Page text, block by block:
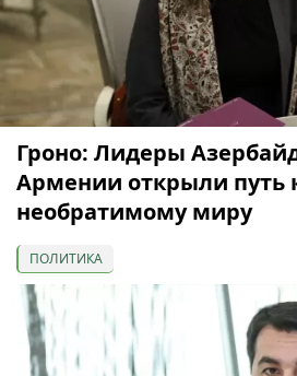
Гроно: Лидеры
Армении открыли путь
необратимому миру
ПОЛИТИКА